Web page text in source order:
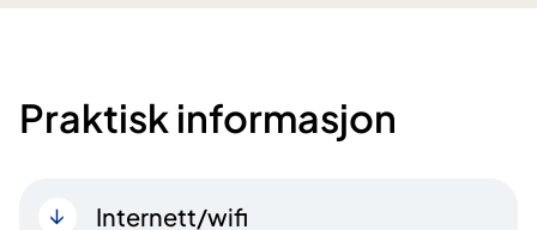
Praktisk informasjon
Internett/wifi